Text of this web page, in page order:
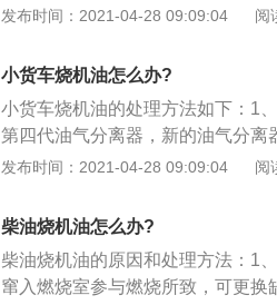
行的办法一是找地大修，配件质量
的。
严，机油通过气门导管窜入燃烧室
落，这可能是活塞，活塞环和缸
决；4、打开机油加注孔盖，看是
则是气门油封损坏，可更换处理。
发布时间：2021-04-28 09:09:04 阅
小货车烧机油怎么办?
小货车烧机油的处理方法如下：1
第四代油气分离器，新的油气分离
勤检查，相比有烧机油，漏油会“
易进入冲程内被烧。
发布时间：2021-04-28 09:09:04 阅
柴油烧机油怎么办?
柴油烧机油的原因和处理方法：1
窜入燃烧室参与燃烧所致，可更